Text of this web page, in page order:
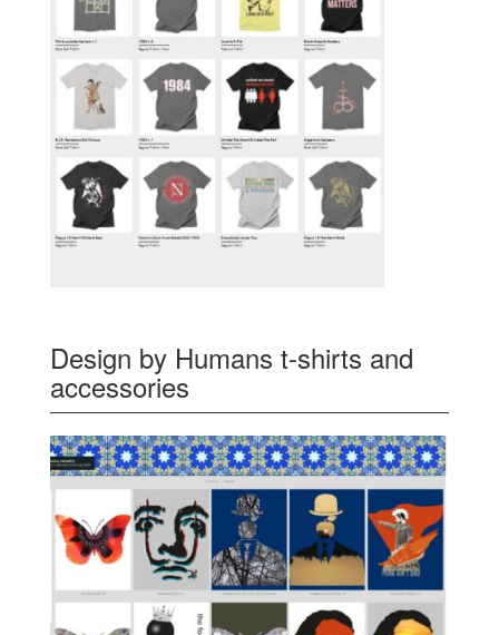
Design by Humans t-shirts and
accessories